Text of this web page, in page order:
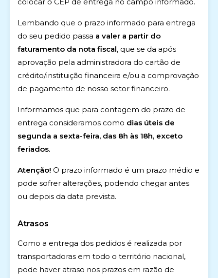
Lembando que o prazo informado para entrega
do seu pedido passa a valer a partir do
faturamento da nota fiscal, que se da após
aprovação pela administradora do cartão de
crédito/instituição financeira e/ou a comprovação
de pagamento de nosso setor financeiro.
Informamos que para contagem do prazo de
entrega consideramos como dias úteis de
segunda a sexta-feira, das 8h às 18h, exceto
feriados.
Atenção! O prazo informado é um prazo médio e
pode sofrer alterações, podendo chegar antes
ou depois da data prevista.
Atrasos
Como a entrega dos pedidos é realizada por
transportadoras em todo o território nacional,
pode haver atraso nos prazos em razão de